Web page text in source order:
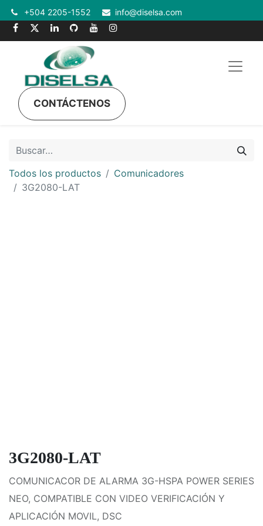
+504 2205-1552 info@diselsa.com
CONTÁCTENOS
Todos los productos
Comunicadores
3G2080-LAT
3G2080-LAT
COMUNICACOR DE ALARMA 3G-HSPA POWER SERIES
NEO, COMPATIBLE CON VIDEO VERIFICACIÓN Y
APLICACIÓN MOVIL, DSC